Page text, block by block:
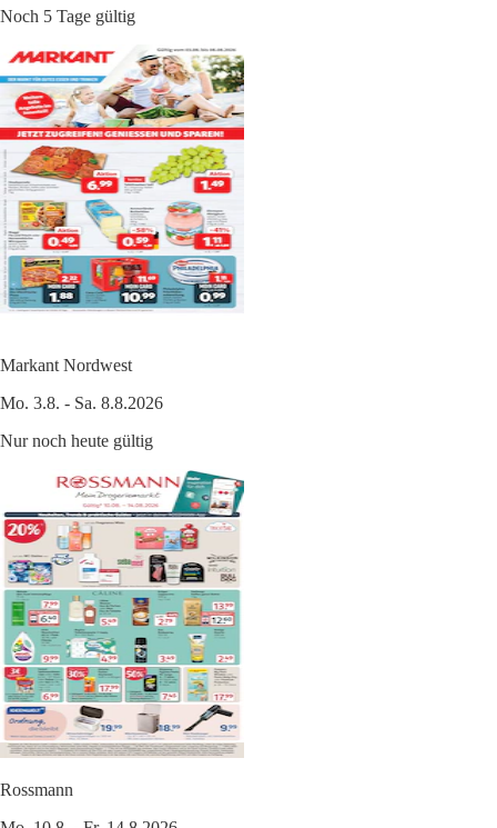
Noch 5 Tage gültig
Markant Nordwest
Mo. 3.8. - Sa. 8.8.2026
Nur noch heute gültig
Rossmann